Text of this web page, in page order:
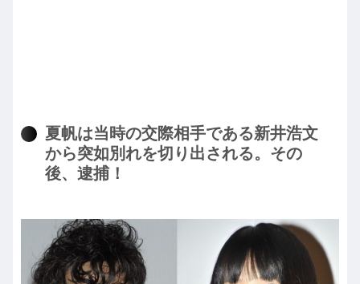
夏帆は当時の交際相手である新井浩文
から突如別れを切り出される。その
後、逮捕！